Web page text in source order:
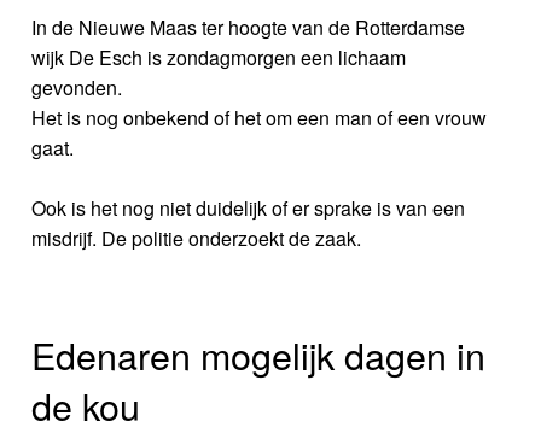
In de Nieuwe Maas ter hoogte van de Rotterdamse
wijk De Esch is zondagmorgen een lichaam
gevonden.
Het is nog onbekend of het om een man of een vrouw
gaat.
Ook is het nog niet duidelijk of er sprake is van een
misdrijf. De politie onderzoekt de zaak.
Edenaren mogelijk dagen in
de kou